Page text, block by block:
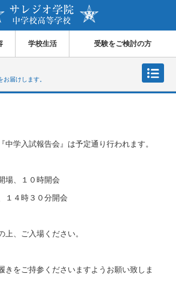
学校生活 受験をご検討の方
届けします。
中学入試報告会』は予定通り行われます。
場、１０時開会
１４時３０分開会
、ご入場ください。
きをご持参くださいますようお願い致しま